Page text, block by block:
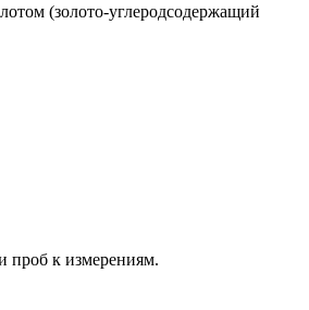
(золото-углеродсодержащий
проб к измерениям.